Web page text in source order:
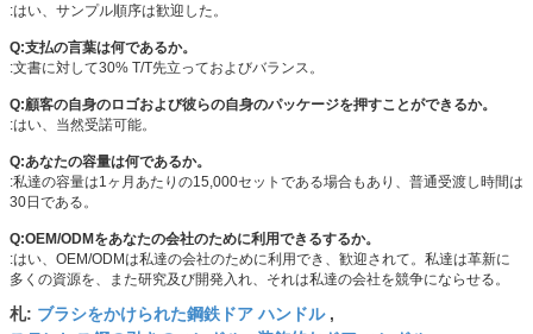
:はい、サンプル順序は歓迎した。
Q:支払の言葉は何であるか。
:文書に対して30% T/T先立っておよびバランス。
Q:顧客の自身のロゴおよび彼らの自身のパッケージを押すことができるか。
:はい、当然受諾可能。
Q:あなたの容量は何であるか。
:私達の容量は1ヶ月あたりの15,000セットである場合もあり、普通受渡し時間は
30日である。
Q:OEM/ODMをあなたの会社のために利用できるするか。
:はい、OEM/ODMは私達の会社のために利用でき、歓迎されて。私達は革新に
多くの資源を、また研究及び開発入れ、それは私達の会社を競争にならせる。
札: ブラシをかけられた鋼鉄ドア ハンドル,